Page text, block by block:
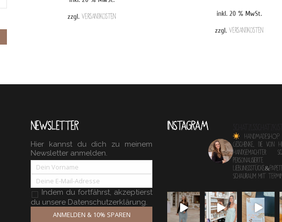
zzgl.Versandkosten
inkl. 20 % MwSt.
zzgl.Versandkosten
NEWSLETTER
Hier kannst du dich zu meinem
Newsletter anmelden.
Indem du fortfährst, akzeptierst
du unsere Datenschutzerklärung.
ANMELDEN & 10% SPAREN
INSTAGRAM
Geschenke, die von
Handgemachter
personalisierte
Schauraum mit